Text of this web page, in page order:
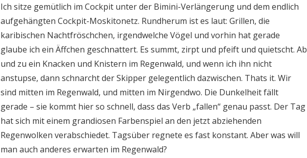
Ich sitze gemütlich im Cockpit unter der Bimini-Verlängerung und dem endlich
aufgehängten Cockpit-Moskitonetz. Rundherum ist es laut: Grillen, die
karibischen Nachtfröschchen, irgendwelche Vögel und vorhin hat gerade
glaube ich ein Äffchen geschnattert. Es summt, zirpt und pfeift und quietscht. Ab
und zu ein Knacken und Knistern im Regenwald, und wenn ich ihn nicht
anstupse, dann schnarcht der Skipper gelegentlich dazwischen. Thats it. Wir
sind mitten im Regenwald, und mitten im Nirgendwo. Die Dunkelheit fällt
gerade – sie kommt hier so schnell, dass das Verb „fallen“ genau passt. Der Tag
hat sich mit einem grandiosen Farbenspiel an den jetzt abziehenden
Regenwolken verabschiedet. Tagsüber regnete es fast konstant. Aber was will
man auch anderes erwarten im Regenwald?